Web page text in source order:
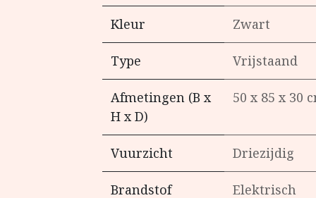
Kleur Zwart
Type Vrijstaand
Afmetingen (B x
H x D)
50 x 85 x 30
Vuurzicht Driezijdig
Brandstof Elektrisch